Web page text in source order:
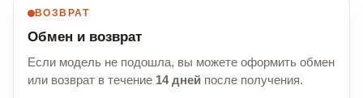
ВОЗВРАТ
Обмен и возврат
Если модель не подошла, вы можете оформить обмен
или возврат в течение 14 дней после получения.